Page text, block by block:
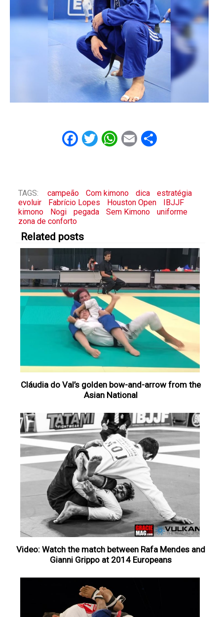
Facebook
Twitter
WhatsApp
EmailShare
TAGS: campeão Com kimono dica
estratégia
evoluir
Fabrício Lopes Houston Open
IBJJF
kimono
Nogi pegada Sem Kimono
uniforme
zona de conforto
Related posts
Cláudia do Val’s golden bow-and-arrow from the
Asian National
Video: Watch the match between Rafa Mendes and
Gianni Grippo at 2014 Europeans